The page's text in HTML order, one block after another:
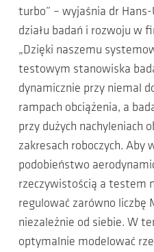
turbo” – wyjaśnia dr
działu badań i rozwoju w
„Dzięki naszemu
testowym stanowiska
dynamicznie przy niemal
rampach obciążenia, a
przy dużych nachyleniach
zakresach roboczych. Aby
podobieństwo
rzeczywistością a testem
regulować zarówno liczbę
niezależnie od siebie. W
optymalnie modelować